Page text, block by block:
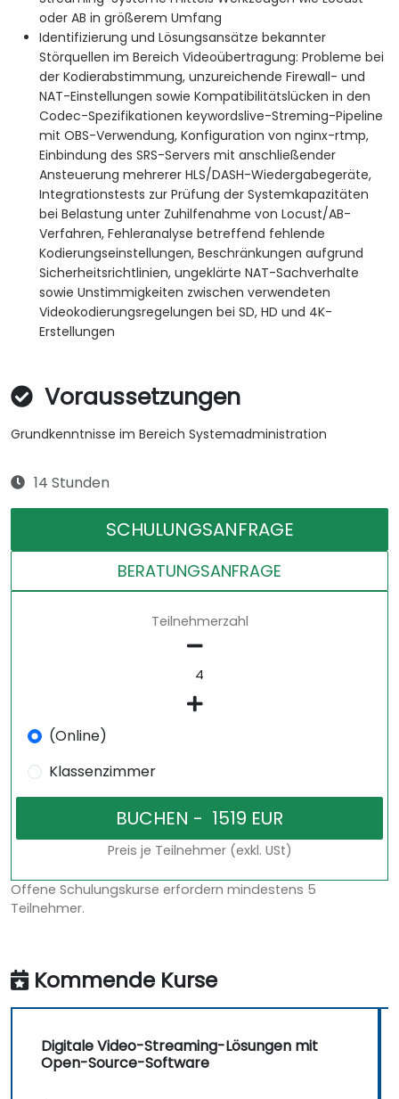
oder AB in größerem Umfang
Identifizierung und Lösungsansätze bekannter
Störquellen im Bereich Videoübertragung: Probleme bei
der Kodierabstimmung, unzureichende Firewall- und
NAT-Einstellungen sowie Kompatibilitätslücken in den
Codec-Spezifikationen keywordslive-Streming-Pipeline
mit OBS-Verwendung, Konfiguration von nginx-rtmp,
Einbindung des SRS-Servers mit anschließender
Ansteuerung mehrerer HLS/DASH-Wiedergabegeräte,
Integrationstests zur Prüfung der Systemkapazitäten
bei Belastung unter Zuhilfenahme von Locust/AB-
Verfahren, Fehleranalyse betreffend fehlende
Kodierungseinstellungen, Beschränkungen aufgrund
Sicherheitsrichtlinien, ungeklärte NAT-Sachverhalte
sowie Unstimmigkeiten zwischen verwendeten
Videokodierungsregelungen bei SD, HD und 4K-
Erstellungen
Voraussetzungen
Grundkenntnisse im Bereich Systemadministration
14 Stunden
SCHULUNGSANFRAGE
BERATUNGSANFRAGE
Teilnehmerzahl
(Online)
Klassenzimmer
Preis je Teilnehmer (exkl. USt)
Offene Schulungskurse erfordern mindestens 5
Teilnehmer.
Kommende Kurse
Digitale Video-Streaming-Lösungen mit
Open-Source-Software